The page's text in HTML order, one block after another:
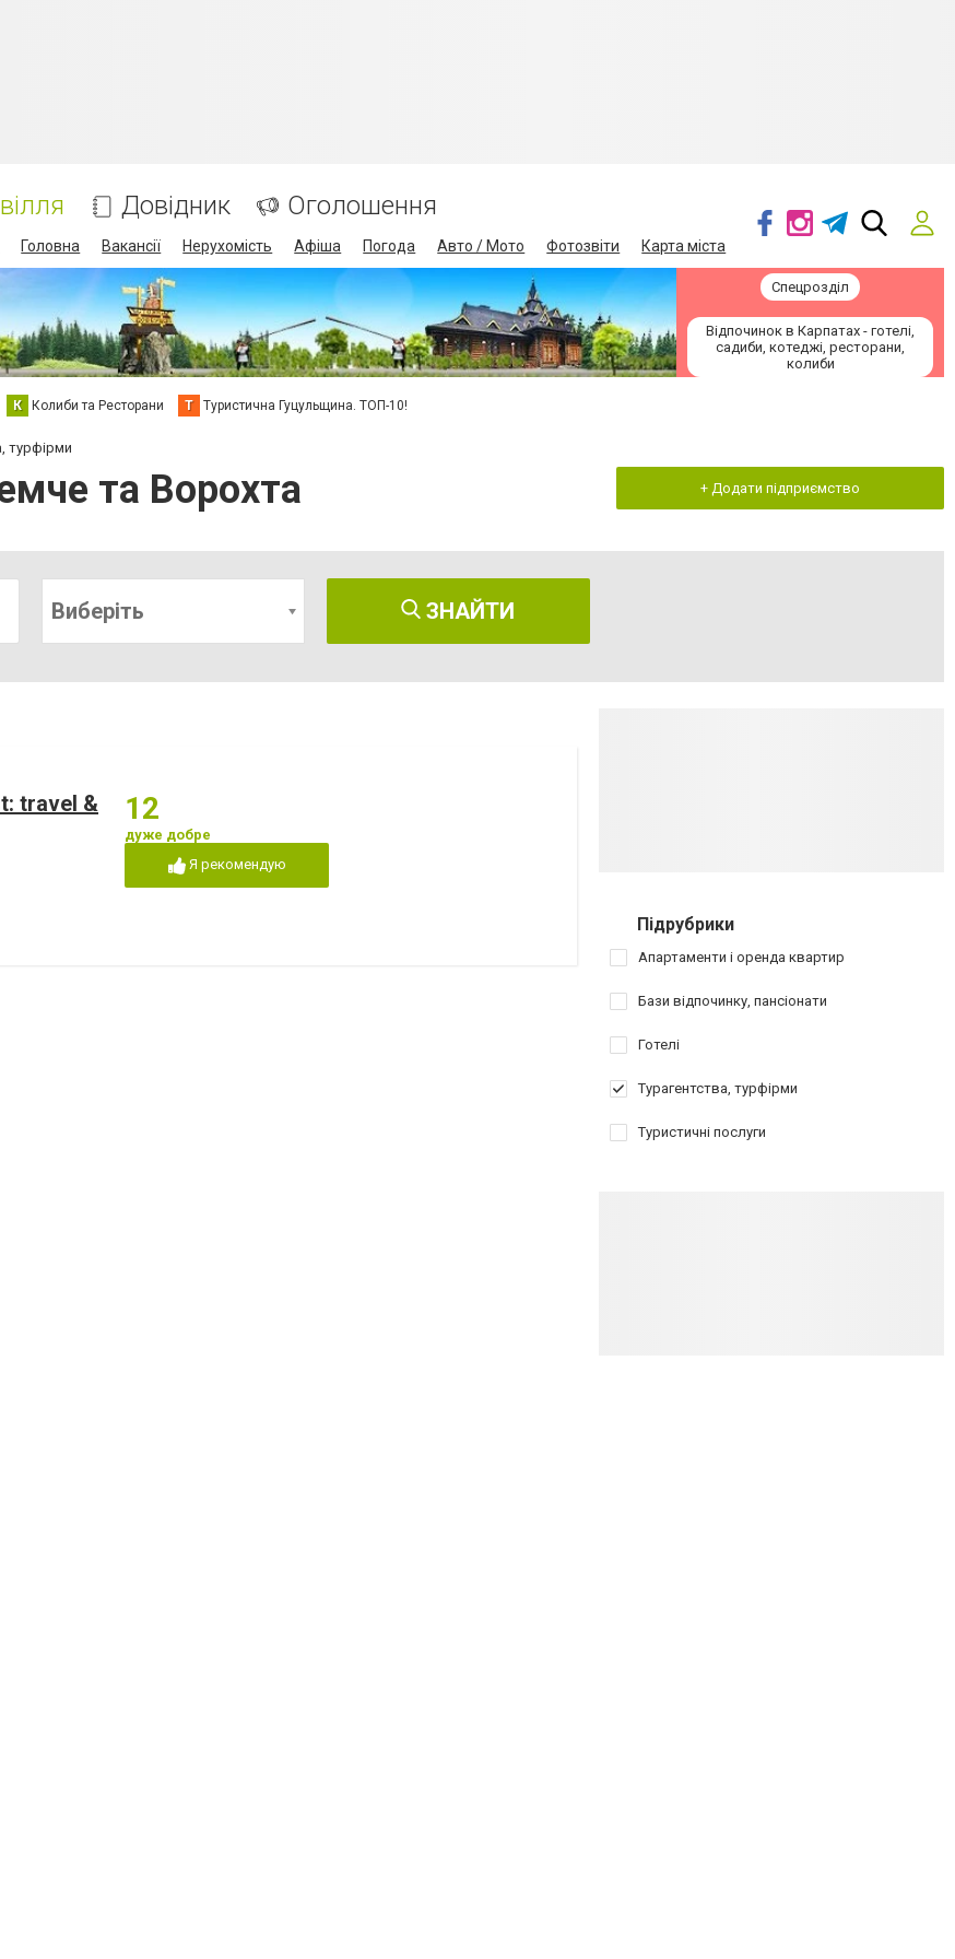
Довідник Оголошення
Головна Вакансії Нерухомість Афіша Погода Авто / Мото Фотозвіти Карта міста
Спецрозділ
Відпочинок в Карпатах - готелі,
садиби, котеджі, ресторани,
колиби
К Колиби та Ресторани Т Туристична Гуцульщина. ТОП-10!
турфірми
та Ворохта + Додати підприємство
Виберіть ЗНАЙТИ
travel &
12
дуже добре
Я рекомендую
Підрубрики
Апартаменти і оренда квартир
Бази відпочинку, пансіонати
Готелі
Турагентства, турфірми
Туристичні послуги